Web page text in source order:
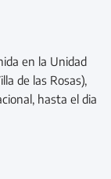
en la Unidad
de las Rosas),
hasta el dia